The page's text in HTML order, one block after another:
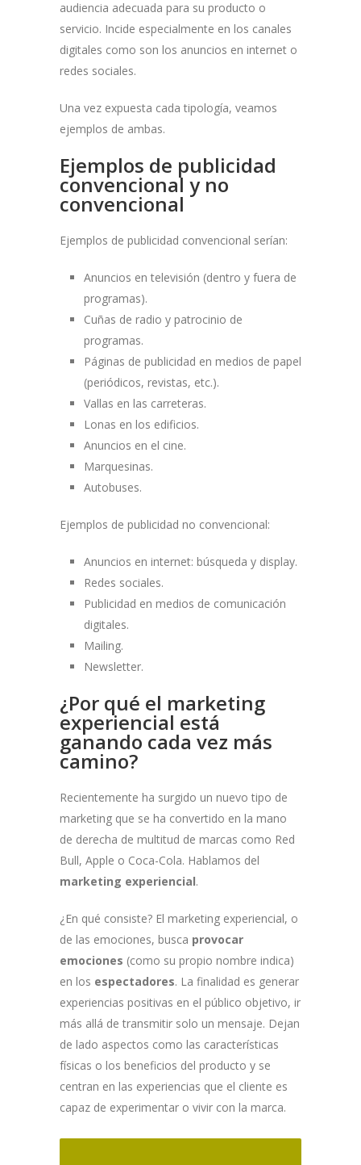
audiencia adecuada para su producto o
servicio. Incide especialmente en los canales
digitales como son los anuncios en internet o
redes sociales.
Una vez expuesta cada tipología, veamos
ejemplos de ambas.
Ejemplos de publicidad
convencional y no
convencional
Ejemplos de publicidad convencional serían:
Anuncios en televisión (dentro y fuera de
programas).
Cuñas de radio y patrocinio de
programas.
Páginas de publicidad en medios de papel
(periódicos, revistas, etc.).
Vallas en las carreteras.
Lonas en los edificios.
Anuncios en el cine.
Marquesinas.
Autobuses.
Ejemplos de publicidad no convencional:
Anuncios en internet: búsqueda y display.
Redes sociales.
Publicidad en medios de comunicación
digitales.
Mailing.
Newsletter.
¿Por qué el marketing
experiencial está
ganando cada vez más
camino?
Recientemente ha surgido un nuevo tipo de
marketing que se ha convertido en la mano
de derecha de multitud de marcas como Red
Bull, Apple o Coca-Cola. Hablamos del
marketing experiencial.
¿En qué consiste? El marketing experiencial, o
de las emociones, busca provocar
emociones (como su propio nombre indica)
en los espectadores. La finalidad es generar
experiencias positivas en el público objetivo, ir
más allá de transmitir solo un mensaje. Dejan
de lado aspectos como las características
físicas o los beneficios del producto y se
centran en las experiencias que el cliente es
capaz de experimentar o vivir con la marca.